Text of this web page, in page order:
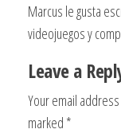
Marcus le gusta
videojuegos y
Leave a
Your email
marked *